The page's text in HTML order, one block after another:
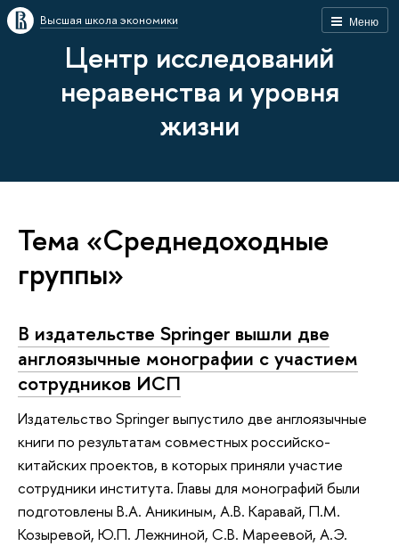
Меню
Высшая школа экономики
Центр исследований
неравенства и уровня
жизни
Тема «Среднедоходные
группы»
В издательстве Springer вышли две
англоязычные монографии с участием
сотрудников ИСП
Издательство Springer выпустило две англоязычные
книги по результатам совместных российско-
китайских проектов, в которых приняли участие
сотрудники института. Главы для монографий были
подготовлены В.А. Аникиным, А.В. Каравай, П.М.
Козыревой, Ю.П. Лежниной, С.В. Мареевой, А.Э.